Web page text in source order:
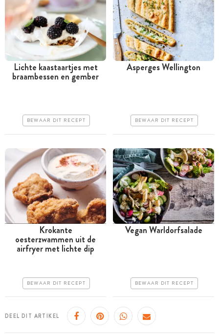
Tussen 30 minuten en 1
Lichte kaastaartjes met
braambessen en gember
BEWAAR DIT RECEPT
Asperges Wellington
BEWAAR DIT RECEPT
Tussen 30 minuten en 1
uur
Krokante
oesterzwammen uit de
airfryer met lichte dip
BEWAAR DIT RECEPT
Vegan Warldorfsalade
BEWAAR DIT RECEPT
DEEL DIT ARTIKEL